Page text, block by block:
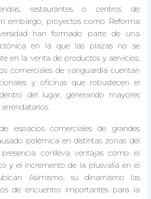
restaurantes o centros de
embargo, proyectos como Reforma
han formado parte de una
en la que las plazas no se
en la venta de productos y servicios;
comerciales de vanguardia cuentan
y oficinas que robustecen el
del lugar, generando mayores
espacios comerciales de grandes
polémica en distintas zonas del
conlleva ventajas como el
y el incremento de la plusvalía en el
Asimismo, su dinamismo las
de encuentro importantes para la